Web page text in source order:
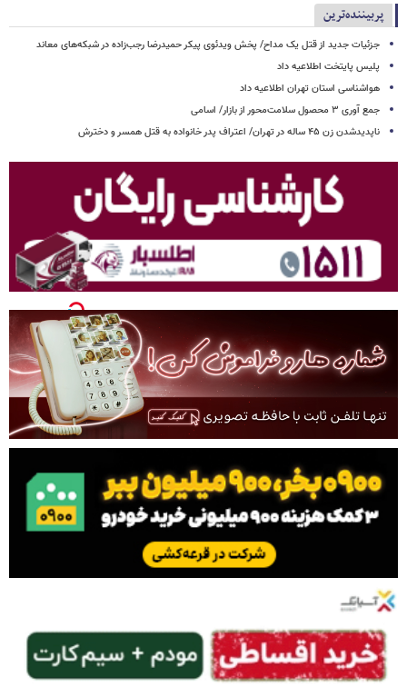
پربیننده‌ترین
جزئیات جدید از قتل یک مداح/ پخش ویدئوی پیکر حمیدرضا رجب‌زاده در شبکه‌های معاند
پلیس پایتخت اطلاعیه داد
هواشناسی استان تهران اطلاعیه داد
جمع آوری ۳ محصول سلامت‌محور از بازار/ اسامی
ناپدیدشدن زن ۴۵ ساله در تهران/ اعتراف پدر خانواده به قتل همسر و دخترش